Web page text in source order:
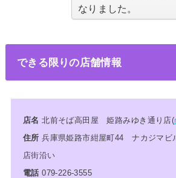
なりました。
できる限りの店舗情報
店名 北前そば高田屋 姫路みゆき通り店(
住所 兵庫県姫路市紺屋町44 ナカジマ
店街沿い
電話 079-226-3555